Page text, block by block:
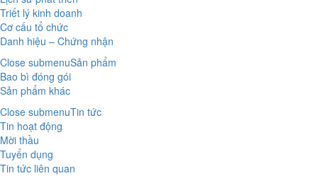
Triết lý kinh doanh
Cơ cấu tổ chức
Danh hiệu – Chứng nhận
Close submenuSản phẩm
Bao bì đóng gói
Sản phẩm khác
Close submenuTin tức
Tin hoạt động
Mời thầu
Tuyển dụng
Tin tức liên quan